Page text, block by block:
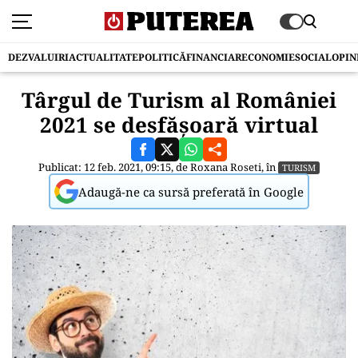
DEZVALUIRIACTUALITATEPOLITICĂFINANCIARECONOMIESOCIAL
Târgul de Turism al României
2021 se desfășoară virtual
Publicat: 12 feb. 2021, 09:15, deRoxana Roseti, în TURISM
Adaugă-ne ca sursă preferată în Google